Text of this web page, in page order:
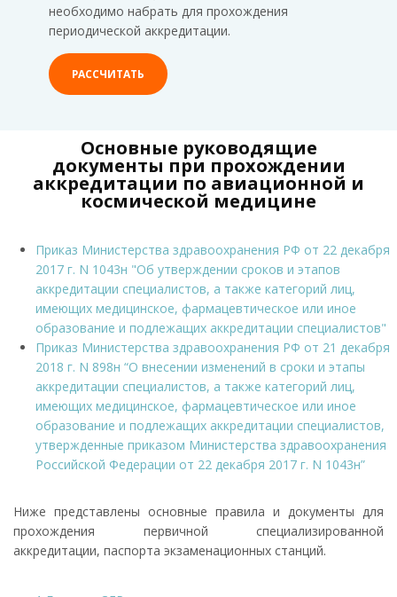
необходимо набрать для прохождения
периодической аккредитации.
РАССЧИТАТЬ
Основные руководящие
документы при прохождении
аккредитации по авиационной и
космической медицине
Приказ Министерства здравоохранения РФ от 22 декабря
2017 г. N 1043н "Об утверждении сроков и этапов
аккредитации специалистов, а также категорий лиц,
имеющих медицинское, фармацевтическое или иное
образование и подлежащих аккредитации специалистов"
Приказ Министерства здравоохранения РФ от 21 декабря
2018 г. N 898н “О внесении изменений в сроки и этапы
аккредитации специалистов, а также категорий лиц,
имеющих медицинское, фармацевтическое или иное
образование и подлежащих аккредитации специалистов,
утвержденные приказом Министерства здравоохранения
Российской Федерации от 22 декабря 2017 г. N 1043н”
Ниже представлены основные правила и документы для
прохождения первичной специализированной
аккредитации, паспорта экзаменационных станций.